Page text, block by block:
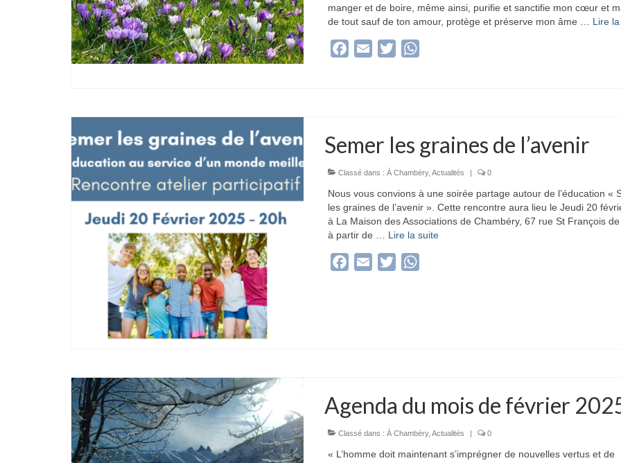
manger et de boire, même ainsi, purifie et sanctifie mon cœur et
de tout sauf de ton amour, protège et préserve mon âme … Lire
Facebook
Email Twitter
Semer les graines de l’avenir
Classé dans : À Chambéry, Actualités | 0
Nous vous convions à une soirée partage autour de l’éducation «
les graines de l’avenir ». Cette rencontre aura lieu le Jeudi 20
à La Maison des Associations de Chambéry, 67 rue St François
à partir de … Lire la suite­­
Facebook
Email Twitter
Agenda du mois de février
Classé dans : À Chambéry, Actualités 0
« L’homme doit maintenant s’imprégner de nouvelles vertus et de